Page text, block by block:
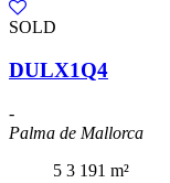
SOLD
DULX1Q4
-
Palma de Mallorca
5 3 191 m²